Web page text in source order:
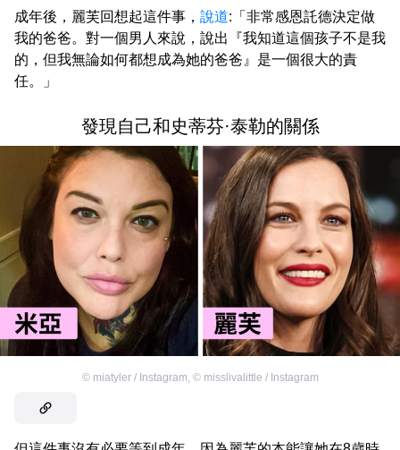
成年後，麗芙回想起這件事， 說道:「非常感恩託德決定做
我的爸爸。對一個男人來說，說出『我知道這個孩子不是我
的，但我無論如何都想成為她的爸爸』是一個很大的責
任。」
發現自己和史蒂芬·泰勒的關係
© miatyler / Instagram, © misslivalittle / Instagram